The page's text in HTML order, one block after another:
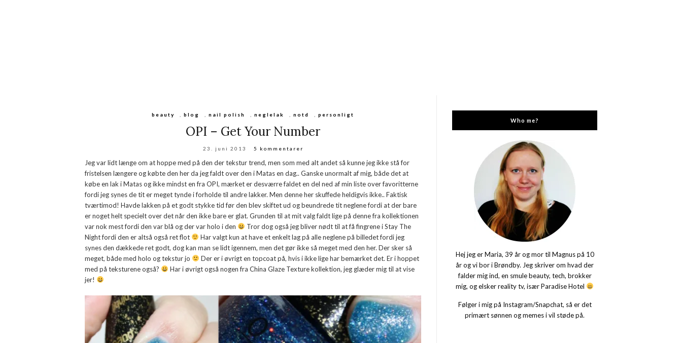
beauty ,blog ,nail polish ,neglelak ,notd ,personligt
OPI – Get Your Number
23. juni 2013 5 kommentarer
Jeg var lidt længe om at hoppe med på den der tekstur trend, men som med alt andet så kunne jeg ikke stå for
fristelsen længere og købte den her da jeg faldt over den i Matas en dag.. Ganske unormalt af mig, både det at
købe en lak i Matas og ikke mindst en fra OPI, mærket er desværre faldet en del ned af min liste over favoritterne
fordi jeg synes de tit er meget tynde i forholde til andre lakker. Men denne her skuffede heldigvis ikke.. Faktisk
tværtimod! Havde lakken på et godt stykke tid før den blev skiftet ud og beundrede tit neglene fordi at der bare
er noget helt specielt over det når den ikke bare er glat. Grunden til at mit valg faldt lige på denne fra kollektionen
var nok mest fordi den var blå og der var holo i den
Tror dog også jeg bliver nødt til at få fingrene i Stay The
Night fordi den er altså også ret flot
Har valgt kun at have et enkelt lag på alle neglene på billedet fordi jeg
synes den dækkede ret godt, dog kan man se lidt igennem, men det gør ikke så meget med den her. Der sker så
meget, både med holo og tekstur jo
Der er i øvrigt en topcoat på, hvis i ikke lige har bemærket det. Er i hoppet
med på teksturene også?
Har i øvrigt også nogen fra China Glaze Texture kollektion, jeg glæder mig til at vise
jer!
Who me?
Hej jeg er Maria, 39 år og mor til Magnus på 10
år og vi bor i Brøndby. Jeg skriver om hvad der
falder mig ind, en smule beauty, tech, brokker
mig, og elsker reality tv, især Paradise Hotel
Følger i mig på Instagram/Snapchat, så er det
primært sønnen og memes i vil støde på.